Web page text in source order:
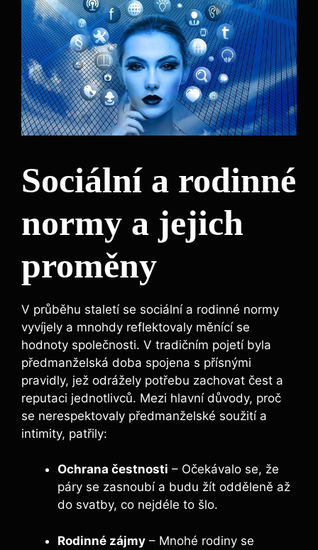
Sociální a rodinné
normy a jejich
proměny
V průběhu staletí se sociální a rodinné normy
vyvíjely a mnohdy reflektovaly měnící se
hodnoty společnosti. V tradičním pojetí byla
předmanželská doba spojena s přísnými
pravidly, jež odrážely potřebu zachovat čest a
reputaci jednotlivců. Mezi hlavní důvody, proč
se nerespektovaly předmanželské soužití a
intimity, patřily:
Ochrana čestnosti – Očekávalo se, že
páry se zasnoubí a budu žít odděleně až
do svatby, co nejdéle to šlo.
Rodinné zájmy – Mnohé rodiny se